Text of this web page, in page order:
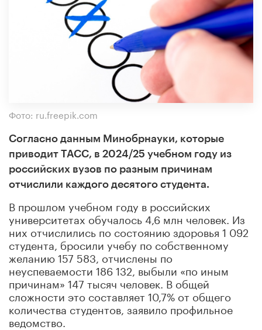
Фото: ru.freepik.com
Согласно данным Минобрнауки, которые
приводит ТАСС, в 2024/25 учебном году из
российских вузов по разным причинам
отчислили каждого десятого студента.
В прошлом учебном году в российских
университетах обучалось 4,6 млн человек. Из
них отчислились по состоянию здоровья 1 092
студента, бросили учебу по собственному
желанию 157 583, отчислены по
неуспеваемости 186 132, выбыли «по иным
причинам» 147 тысяч человек. В общей
сложности это составляет 10,7% от общего
количества студентов, заявило профильное
ведомство.